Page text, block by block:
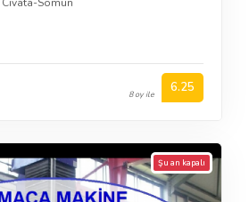
8 oy ile 6.25
Şu an kapalı